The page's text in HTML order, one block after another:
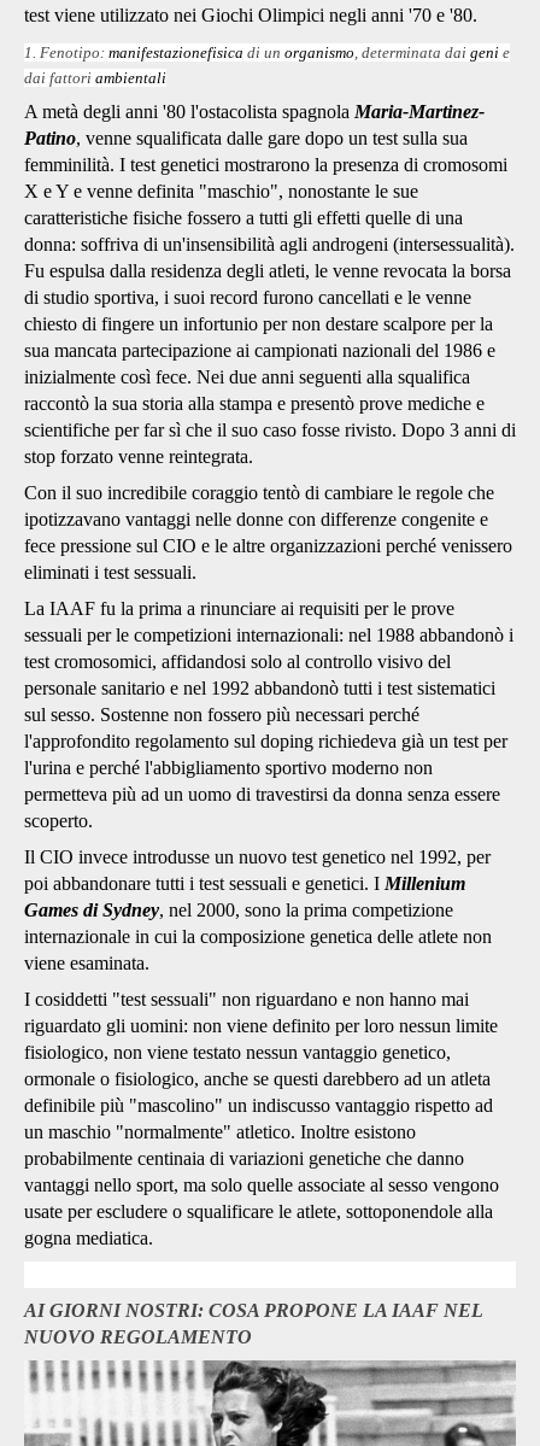
test viene utilizzato nei Giochi Olimpici negli anni '70 e '80.
1. Fenotipo: manifestazionefisica di un organismo , determinata dai geni e
dai fattori ambientali
A metà degli anni '80 l'ostacolista spagnola Maria-Martinez-
Patino, venne squalificata dalle gare dopo un test sulla sua
femminilità. I test genetici mostrarono la presenza di cromosomi
X e Y e venne definita "maschio", nonostante le sue
caratteristiche fisiche fossero a tutti gli effetti quelle di una
donna: soffriva di un'insensibilità agli androgeni (intersessualità).
Fu espulsa dalla residenza degli atleti, le venne revocata la borsa
di studio sportiva, i suoi record furono cancellati e le venne
chiesto di fingere un infortunio per non destare scalpore per la
sua mancata partecipazione ai campionati nazionali del 1986 e
inizialmente così fece. Nei due anni seguenti alla squalifica
raccontò la sua storia alla stampa e presentò prove mediche e
scientifiche per far sì che il suo caso fosse rivisto. Dopo 3 anni di
stop forzato venne reintegrata.
Con il suo incredibile coraggio tentò di cambiare le regole che
ipotizzavano vantaggi nelle donne con differenze congenite e
fece pressione sul CIO e le altre organizzazioni perché venissero
eliminati i test sessuali.
La IAAF fu la prima a rinunciare ai requisiti per le prove
sessuali per le competizioni internazionali: nel 1988 abbandonò i
test cromosomici, affidandosi solo al controllo visivo del
personale sanitario e nel 1992 abbandonò tutti i test sistematici
sul sesso. Sostenne non fossero più necessari perché
l'approfondito regolamento sul doping richiedeva già un test per
l'urina e perché l'abbigliamento sportivo moderno non
permetteva più ad un uomo di travestirsi da donna senza essere
scoperto.
Il CIO invece introdusse un nuovo test genetico nel 1992, per
poi abbandonare tutti i test sessuali e genetici. I Millenium
Games di Sydney, nel 2000, sono la prima competizione
internazionale in cui la composizione genetica delle atlete non
viene esaminata.
I cosiddetti "test sessuali" non riguardano e non hanno mai
riguardato gli uomini: non viene definito per loro nessun limite
fisiologico, non viene testato nessun vantaggio genetico,
ormonale o fisiologico, anche se questi darebbero ad un atleta
definibile più "mascolino" un indiscusso vantaggio rispetto ad
un maschio "normalmente" atletico. Inoltre esistono
probabilmente centinaia di variazioni genetiche che danno
vantaggi nello sport, ma solo quelle associate al sesso vengono
usate per escludere o squalificare le atlete, sottoponendole alla
gogna mediatica.
AI GIORNI NOSTRI: COSA PROPONE LA IAAF NEL
NUOVO REGOLAMENTO